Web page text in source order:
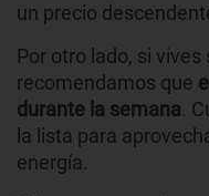
un precio
Por otro lado, si
recomendamos que
durante la semana.
la lista para
energía.